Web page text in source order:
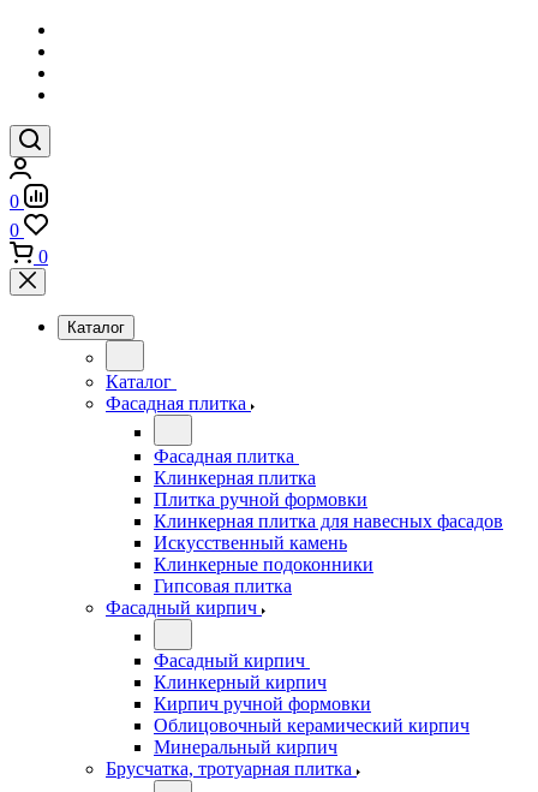
0
0
0
Каталог
Каталог
Фасадная плитка
Фасадная плитка
Клинкерная плитка
Плитка ручной формовки
Клинкерная плитка для навесных фасадов
Искусственный камень
Клинкерные подоконники
Гипсовая плитка
Фасадный кирпич
Фасадный кирпич
Клинкерный кирпич
Кирпич ручной формовки
Облицовочный керамический кирпич
Минеральный кирпич
Брусчатка, тротуарная плитка